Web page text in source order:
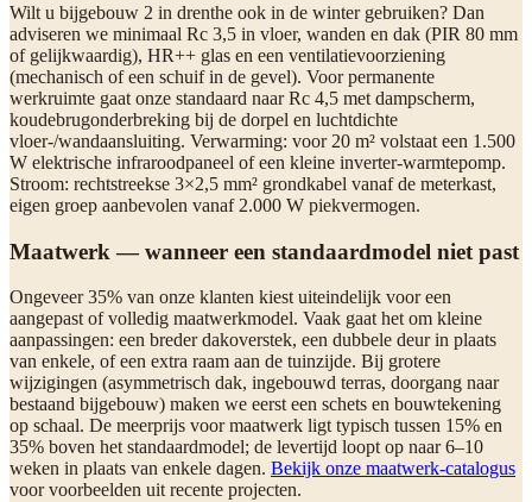
Wilt u bijgebouw 2 in drenthe ook in de winter gebruiken? Dan
adviseren we minimaal Rc 3,5 in vloer, wanden en dak (PIR 80 mm
of gelijkwaardig), HR++ glas en een ventilatievoorziening
(mechanisch of een schuif in de gevel). Voor permanente
werkruimte gaat onze standaard naar Rc 4,5 met dampscherm,
koudebrugonderbreking bij de dorpel en luchtdichte
vloer-/wandaansluiting. Verwarming: voor 20 m² volstaat een 1.500
W elektrische infraroodpaneel of een kleine inverter-warmtepomp.
Stroom: rechtstreekse 3×2,5 mm² grondkabel vanaf de meterkast,
eigen groep aanbevolen vanaf 2.000 W piekvermogen.
Maatwerk — wanneer een standaardmodel niet past
Ongeveer 35% van onze klanten kiest uiteindelijk voor een
aangepast of volledig maatwerkmodel. Vaak gaat het om kleine
aanpassingen: een breder dakoverstek, een dubbele deur in plaats
van enkele, of een extra raam aan de tuinzijde. Bij grotere
wijzigingen (asymmetrisch dak, ingebouwd terras, doorgang naar
bestaand bijgebouw) maken we eerst een schets en bouwtekening
op schaal. De meerprijs voor maatwerk ligt typisch tussen 15% en
35% boven het standaardmodel; de levertijd loopt op naar 6–10
weken in plaats van enkele dagen. Bekijk onze maatwerk-catalogus
voor voorbeelden uit recente projecten.